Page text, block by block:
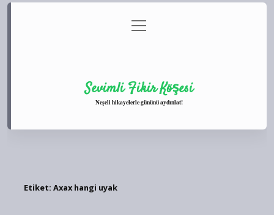
Gizlilik Politikası
menüyü
aç
Sevimli Fikir Köşesi
Neşeli hikayelerle gününü aydınlat!
Etiket: Axax hangi uyak